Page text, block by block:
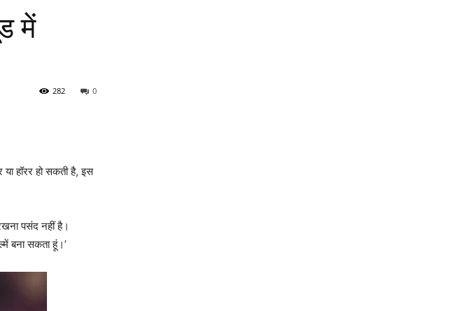
में
0
282
हॉरर हो सकती है, इस
पसंद नहीं है।
बना सकता हूं।’